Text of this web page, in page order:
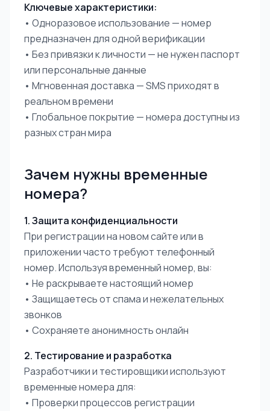
Ключевые характеристики:
• Одноразовое использование — номер
предназначен для одной верификации
• Без привязки к личности — не нужен паспорт
или персональные данные
• Мгновенная доставка — SMS приходят в
реальном времени
• Глобальное покрытие — номера доступны из
разных стран мира
Зачем нужны временные
номера?
1. Защита конфиденциальности
При регистрации на новом сайте или в
приложении часто требуют телефонный
номер. Используя временный номер, вы:
• Не раскрываете настоящий номер
• Защищаетесь от спама и нежелательных
звонков
• Сохраняете анонимность онлайн
2. Тестирование и разработка
Разработчики и тестировщики используют
временные номера для:
• Проверки процессов регистрации